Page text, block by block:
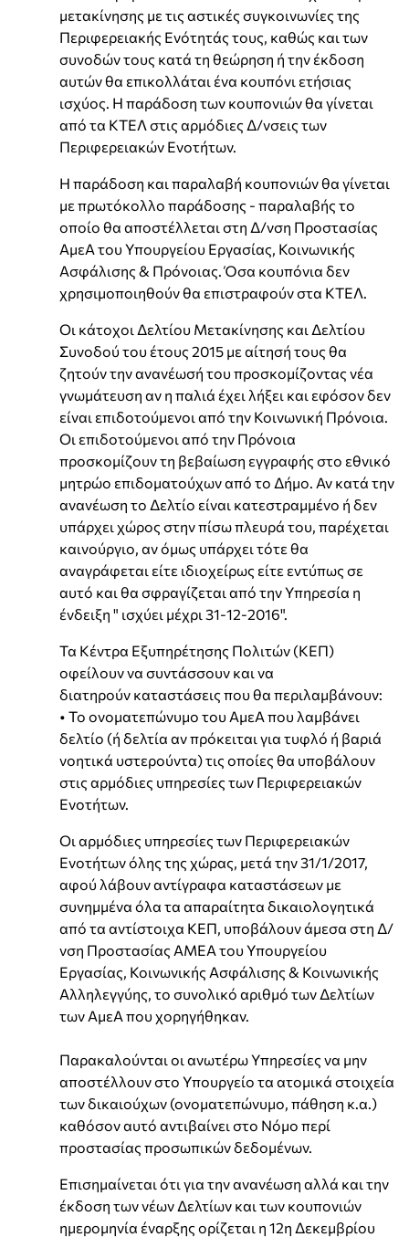
μετακίνησης με τις αστικές συγκοινωνίες της
Περιφερειακής Ενότητάς τους, καθώς και των
συνοδών τους κατά τη θεώρηση ή την έκδοση
αυτών θα επικολλάται ένα κουπόνι ετήσιας
ισχύος. Η παράδοση των κουπονιών θα γίνεται
από τα ΚΤΕΛ στις αρμόδιες Δ/νσεις των
Περιφερειακών Ενοτήτων.
Η παράδοση και παραλαβή κουπονιών θα γίνεται
με πρωτόκολλο παράδοσης - παραλαβής το
οποίο θα αποστέλλεται στη Δ/νση Προστασίας
ΑμεΑ του Υπουργείου Εργασίας, Κοινωνικής
Ασφάλισης & Πρόνοιας. Όσα κουπόνια δεν
χρησιμοποιηθούν θα επιστραφούν στα ΚΤΕΛ.
Οι κάτοχοι Δελτίου Μετακίνησης και Δελτίου
Συνοδού του έτους 2015 με αίτησή τους θα
ζητούν την ανανέωσή του προσκομίζοντας νέα
γνωμάτευση αν η παλιά έχει λήξει και εφόσον δεν
είναι επιδοτούμενοι από την Κοινωνική Πρόνοια.
Οι επιδοτούμενοι από την Πρόνοια
προσκομίζουν τη βεβαίωση εγγραφής στο εθνικό
μητρώο επιδοματούχων από το Δήμο. Αν κατά την
ανανέωση το Δελτίο είναι κατεστραμμένο ή δεν
υπάρχει χώρος στην πίσω πλευρά του, παρέχεται
καινούργιο, αν όμως υπάρχει τότε θα
αναγράφεται είτε ιδιοχείρως είτε εντύπως σε
αυτό και θα σφραγίζεται από την Υπηρεσία η
ένδειξη " ισχύει μέχρι 31-12-2016".
Τα Κέντρα Εξυπηρέτησης Πολιτών (ΚΕΠ)
οφείλουν να συντάσσουν και να
διατηρούν καταστάσεις που θα περιλαμβάνουν:
• Το ονοματεπώνυμο του ΑμεΑ που λαμβάνει
δελτίο (ή δελτία αν πρόκειται για τυφλό ή βαριά
νοητικά υστερούντα) τις οποίες θα υποβάλουν
στις αρμόδιες υπηρεσίες των Περιφερειακών
Ενοτήτων.
Οι αρμόδιες υπηρεσίες των Περιφερειακών
Ενοτήτων όλης της χώρας, μετά την 31/1/2017,
αφού λάβουν αντίγραφα καταστάσεων με
συνημμένα όλα τα απαραίτητα δικαιολογητικά
από τα αντίστοιχα ΚΕΠ, υποβάλουν άμεσα στη Δ/
νση Προστασίας ΑΜΕΑ του Υπουργείου
Εργασίας, Κοινωνικής Ασφάλισης & Κοινωνικής
Αλληλεγγύης, το συνολικό αριθμό των Δελτίων
των ΑμεΑ που χορηγήθηκαν.
Παρακαλούνται οι ανωτέρω Υπηρεσίες να μην
αποστέλλουν στο Υπουργείο τα ατομικά στοιχεία
των δικαιούχων (ονοματεπώνυμο, πάθηση κ.α.)
καθόσον αυτό αντιβαίνει στο Νόμο περί
προστασίας προσωπικών δεδομένων.
Επισημαίνεται ότι για την ανανέωση αλλά και την
έκδοση των νέων Δελτίων και των κουπονιών
ημερομηνία έναρξης ορίζεται η 12η Δεκεμβρίου